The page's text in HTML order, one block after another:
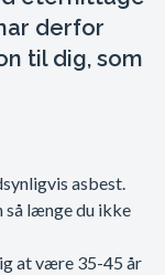
derfor
til dig, som
asbest.
længe du ikke
at være 35-45 år